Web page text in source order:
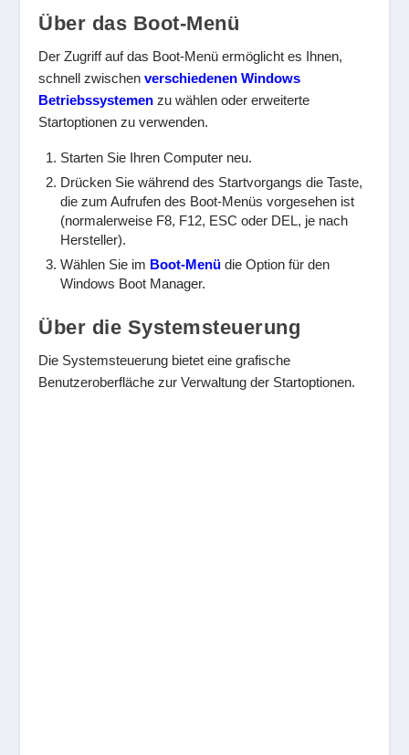
Über das Boot-Menü
Der Zugriff auf das Boot-Menü ermöglicht es Ihnen,
schnell zwischenverschiedenen Windows
Betriebssystemen zu wählen oder erweiterte
Startoptionen zu verwenden.
Starten Sie Ihren Computer neu.
Drücken Sie während des Startvorgangs die Taste,
die zum Aufrufen des Boot-Menüs vorgesehen ist
(normalerweise F8, F12, ESC oder DEL, je nach
Hersteller).
Wählen Sie im Boot-Menü die Option für den
Windows Boot Manager.
Über die Systemsteuerung
Die Systemsteuerung bietet eine grafische
Benutzeroberfläche zur Verwaltung der Startoptionen.